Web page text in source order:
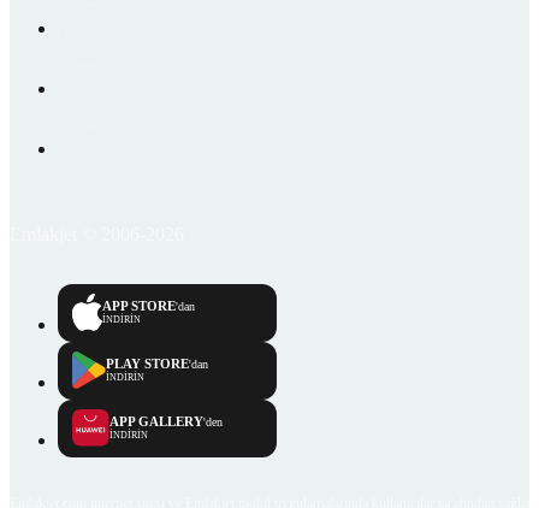
APP STORE'dan
İNDİRİN
PLAY STORE'dan
İNDİRİN
APP GALLERY'den
İNDİRİN